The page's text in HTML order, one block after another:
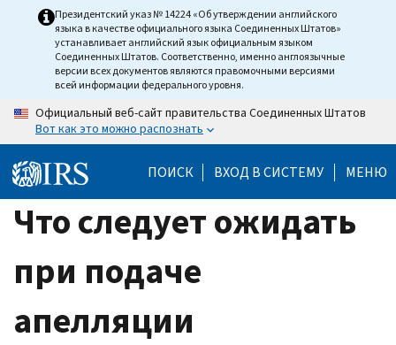
Президентский указ № 14224 «Об утверждении английского
языка в качестве официального языка Соединенных Штатов»
устанавливает английский язык официальным языком
Соединенных Штатов. Соответственно, именно англоязычные
версии всех документов являются правомочными версиями
всей информации федерального уровня.
Официальный веб-сайт правительства Соединенных Штатов
Вот как это можно распознать
ПОИСК ВХОД В СИСТЕМУ МЕНЮ
Что следует ожидать
при подаче
апелляции